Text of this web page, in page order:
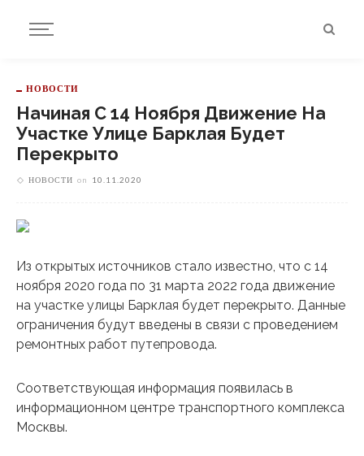
НОВОСТИ
Начиная С 14 Ноября Движение На
Участке Улице Барклая Будет
Перекрыто
НОВОСТИ on 10.11.2020
Из открытых источников стало известно, что с 14
ноября 2020 года по 31 марта 2022 года движение
на участке улицы Барклая будет перекрыто. Данные
ограничения будут введены в связи с проведением
ремонтных работ путепровода.
Соответствующая информация появилась в
информационном центре транспортного комплекса
Москвы.